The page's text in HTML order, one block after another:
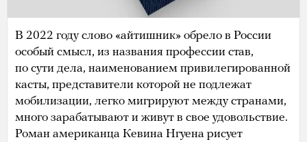
В 2022 году слово «айтишник» обрело в России
особый смысл, из названия профессии став,
по сути дела, наименованием привилегированной
касты, представители которой не подлежат
мобилизации, легко мигрируют между странами,
много зарабатывают и живут в свое удовольствие.
Роман американца Кевина Нгуена рисует